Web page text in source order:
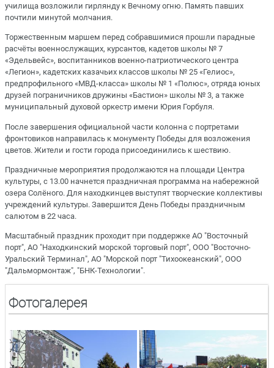
училища возложили гирлянду к Вечному огню. Память павших
почтили минутой молчания.
Торжественным маршем перед собравшимися прошли парадные
расчёты военнослужащих, курсантов, кадетов школы № 7
«Эдельвейс», воспитанников военно-патриотического центра
«Легион», кадетских казачьих классов школы № 25 «Гелиос»,
предпрофильного «МВД-класса» школы № 1 «Полюс», отряда юных
друзей пограничников дружины «Бастион» школы № 3, а также
муниципальный духовой оркестр имени Юрия Горбуля.
После завершения официальной части колонна с портретами
фронтовиков направилась к монументу Победы для возложения
цветов. Жители и гости города присоединились к шествию.
Праздничные мероприятия продолжаются на площади Центра
культуры, с 13.00 начнется праздничная программа на набережной
озера Солёного. Для находкинцев выступят творческие коллективы
учреждений культуры. Завершится День Победы праздничным
салютом в 22 часа.
Масштабный праздник проходит при поддержке АО "Восточный
порт", АО "Находкинский морской торговый порт", ООО "Восточно-
Уральский Терминал", АО "Морской порт "Тихоокеанский", ООО
"Дальмормонтаж", "БНК-Технологии".
Фотогалерея